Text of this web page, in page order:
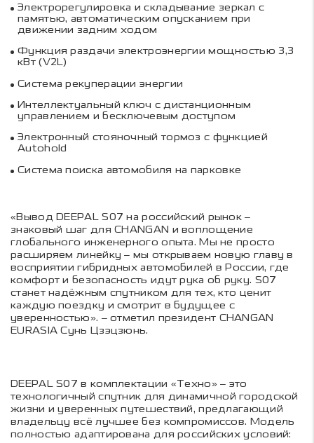
Электрорегулировка и складывание зеркал с
памятью, автоматическим опусканием при
движении задним ходом
Функция раздачи электроэнергии мощностью 3,3
кВт (V2L)
Система рекуперации энергии
Интеллектуальный ключ с дистанционным
управлением и бесключевым доступом
Электронный стояночный тормоз с функцией
Autohold
Система поиска автомобиля на парковке
«Вывод DEEPAL S07 на российский рынок –
знаковый шаг для CHANGAN и воплощение
глобального инженерного опыта. Мы не просто
расширяем линейку – мы открываем новую главу в
восприятии гибридных автомобилей в России, где
комфорт и безопасность идут рука об руку. S07
станет надёжным спутником для тех, кто ценит
каждую поездку и смотрит в будущее с
уверенностью». – отметил президент CHANGAN
EURASIA Сунь Цзэцзюнь.
DEEPAL S07 в комплектации «Техно» – это
технологичный спутник для динамичной городской
жизни и уверенных путешествий, предлагающий
владельцу всё лучшее без компромиссов. Модель
полностью адаптирована для российских условий: